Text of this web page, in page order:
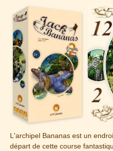
L'archipel Bananas est un
départ de cette course